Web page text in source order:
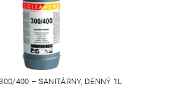
400 – SANITÁRNY, DENNÝ 1L